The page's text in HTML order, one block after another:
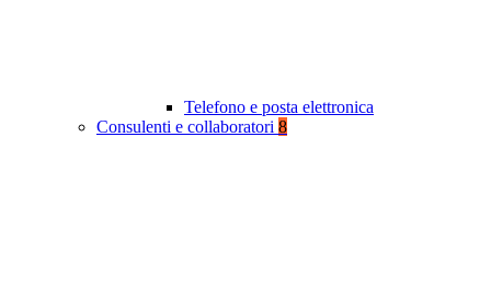
Telefono e posta elettronica
Consulenti e collaboratori 8